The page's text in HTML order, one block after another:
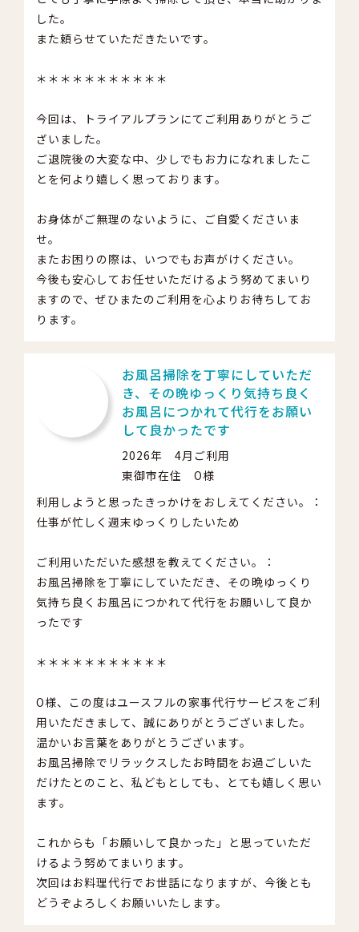
した。
また頼らせていただきたいです。
＊＊＊＊＊＊＊＊＊＊＊
今回は、トライアルプランにてご利用ありがとうご
ざいました。
ご退院後の大変な中、少しでもお力になれましたこ
とを何より嬉しく思っております。
お身体がご無理のないように、ご自愛くださいま
せ。
またお困りの際は、いつでもお声がけください。
今後も安心してお任せいただけるよう努めてまいり
ますので、ぜひまたのご利用を心よりお待ちしてお
ります。
お風呂掃除を丁寧にしていただ
き、その晩ゆっくり気持ち良く
お風呂につかれて代行をお願い
して良かったです
2026年 4月ご利用
東御市在住 O様
利用しようと思ったきっかけをおしえてください。：
仕事が忙しく週末ゆっくりしたいため
ご利用いただいた感想を教えてください。：
お風呂掃除を丁寧にしていただき、その晩ゆっくり
気持ち良くお風呂につかれて代行をお願いして良か
ったです
＊＊＊＊＊＊＊＊＊＊＊
O様、この度はユースフルの家事代行サービスをご利
用いただきまして、誠にありがとうございました。
温かいお言葉をありがとうございます。
お風呂掃除でリラックスしたお時間をお過ごしいた
だけたとのこと、私どもとしても、とても嬉しく思い
ます。
これからも「お願いして良かった」と思っていただ
けるよう努めてまいります。
次回はお料理代行でお世話になりますが、今後とも
どうぞよろしくお願いいたします。